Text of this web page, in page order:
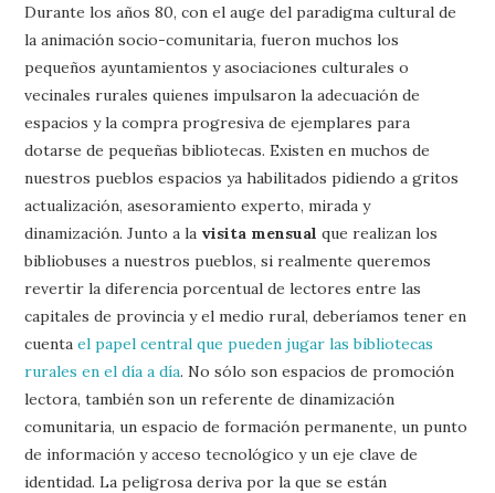
Durante los años 80, con el auge del paradigma cultural de
la animación socio-comunitaria, fueron muchos los
pequeños ayuntamientos y asociaciones culturales o
vecinales rurales quienes impulsaron la adecuación de
espacios y la compra progresiva de ejemplares para
dotarse de pequeñas bibliotecas. Existen en muchos de
nuestros pueblos espacios ya habilitados pidiendo a gritos
actualización, asesoramiento experto, mirada y
dinamización. Junto a la visita mensual que realizan los
bibliobuses a nuestros pueblos, si realmente queremos
revertir la diferencia porcentual de lectores entre las
capitales de provincia y el medio rural, deberíamos tener en
cuenta el papel central que pueden jugar las bibliotecas
rurales en el día a día. No sólo son espacios de promoción
lectora, también son un referente de dinamización
comunitaria, un espacio de formación permanente, un punto
de información y acceso tecnológico y un eje clave de
identidad. La peligrosa deriva por la que se están